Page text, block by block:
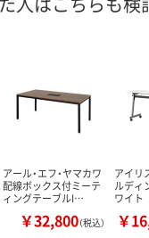
アール・エフ・ヤマカワ
配線ボックス付ミーテ
ィングテーブルI…
￥32,800（税込）
アイリ
ルディ
ワイト
￥